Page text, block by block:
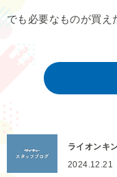
でも必要なものが買え
ライオンキ
2024.12.21